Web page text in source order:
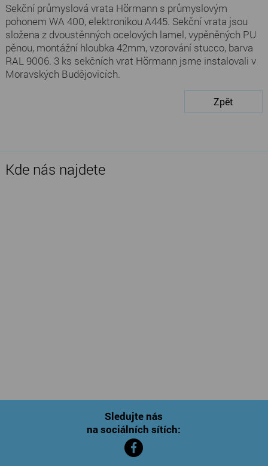
Sekční průmyslová vrata Hörmann s průmyslovým
pohonem WA 400, elektronikou A445. Sekční vrata jsou
složena z dvoustěnných ocelových lamel, vypěněných PU
pěnou, montážní hloubka 42mm, vzorování stucco, barva
RAL 9006. 3 ks sekčních vrat Hörmann jsme instalovali v
Moravských Budějovicích.
Zpět
Kde nás najdete
Sledujte nás
na sociálních sítích: